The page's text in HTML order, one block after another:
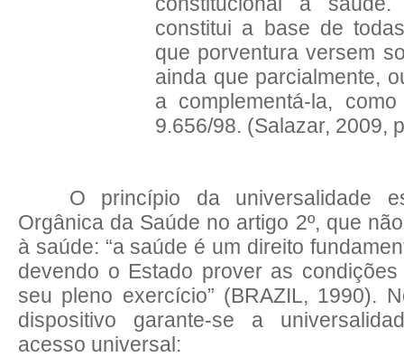
constitui a base de
que porventura versem
ainda que parcialmente,
a complementá-la,
9.656/98. (Salazar, 2009,
O princípio da universalidade
Orgânica da Saúde no artigo 2º, que
à saúde: “a saúde é um direito
devendo o Estado prover as
seu pleno exercício” (BRAZIL, 1990).
dispositivo garante-se a
acesso universal: